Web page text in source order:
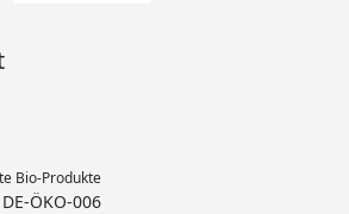
Bio-Produkte
DE-ÖKO-006